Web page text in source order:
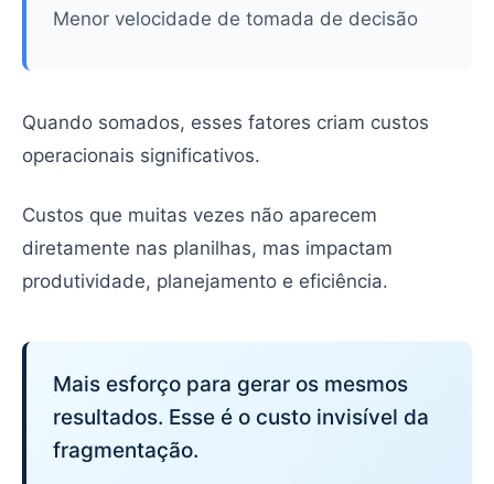
Menor velocidade de tomada de decisão
Quando somados, esses fatores criam custos
operacionais significativos.
Custos que muitas vezes não aparecem
diretamente nas planilhas, mas impactam
produtividade, planejamento e eficiência.
Mais esforço para gerar os mesmos
resultados. Esse é o custo invisível da
fragmentação.